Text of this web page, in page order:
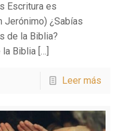
Escritura es
Jerónimo) ¿Sabías
de la Biblia?
Biblia […]
Leer más